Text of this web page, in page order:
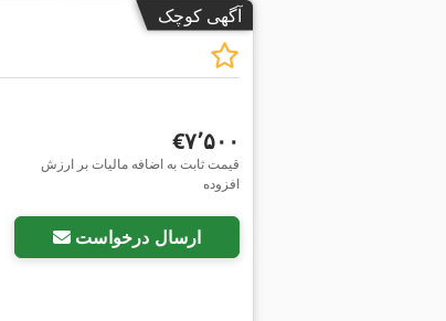
آگهی کوچک
‎€۷٬۵۰۰
قیمت ثابت به اضافه مالیات بر ارزش
افزوده
ارسال درخواست